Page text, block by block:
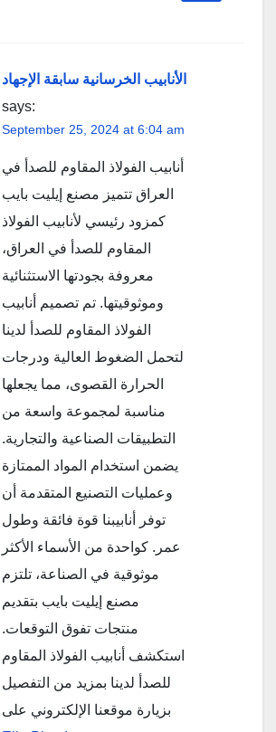
الأنابيب الخرسانية سابقة الإجهاد
says:
September 25, 2024 at 6:04 am
أنابيب الفولاذ المقاوم للصدأ في
العراق تتميز مصنع إيليت بايب
كمزود رئيسي لأنابيب الفولاذ
المقاوم للصدأ في العراق،
معروفة بجودتها الاستثنائية
وموثوقيتها. تم تصميم أنابيب
الفولاذ المقاوم للصدأ لدينا
لتحمل الضغوط العالية ودرجات
الحرارة القصوى، مما يجعلها
مناسبة لمجموعة واسعة من
التطبيقات الصناعية والتجارية.
يضمن استخدام المواد الممتازة
وعمليات التصنيع المتقدمة أن
توفر أنابيبنا قوة فائقة وطول
عمر. كواحدة من الأسماء الأكثر
موثوقية في الصناعة، تلتزم
مصنع إيليت بايب بتقديم
منتجات تفوق التوقعات.
استكشف أنابيب الفولاذ المقاوم
للصدأ لدينا بمزيد من التفصيل
بزيارة موقعنا الإلكتروني على